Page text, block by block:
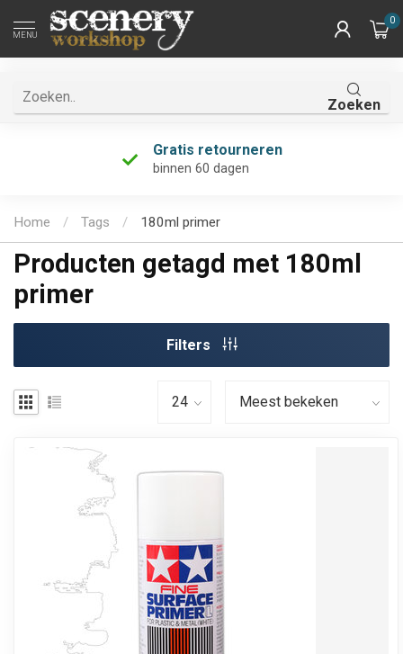
MENU
0
Zoeken
Gratis retourneren
binnen 60 dagen
Home / Tags / 180ml primer
Producten getagd met 180ml
primer
Filters